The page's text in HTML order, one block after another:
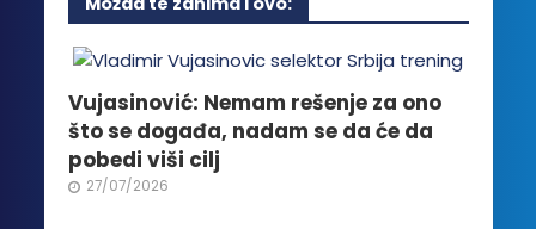
varijanti.
mogu
biti
izabrane
na
stranici
Vujasinović: Nemam rešenje za ono
što se događa, nadam se da će da
pobedi viši cilj
27/07/2026